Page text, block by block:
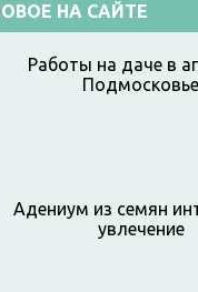
НА САЙТЕ
Работы на даче в
Подмосковье
Адениум из семян
увлечение